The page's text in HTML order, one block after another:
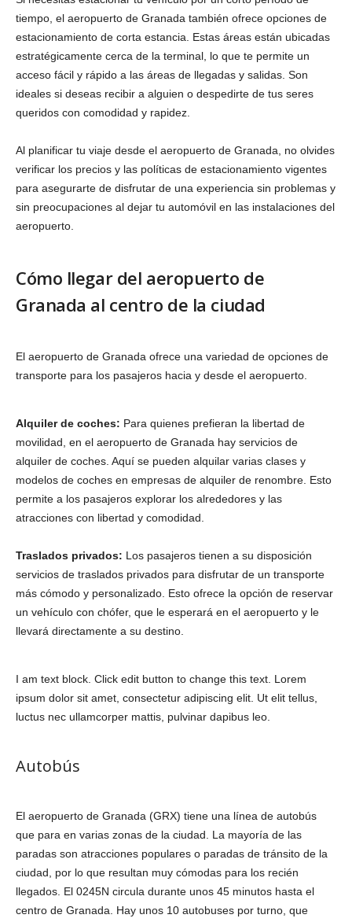
tiempo, el aeropuerto de Granada también ofrece opciones de
estacionamiento de corta estancia. Estas áreas están ubicadas
estratégicamente cerca de la terminal, lo que te permite un
acceso fácil y rápido a las áreas de llegadas y salidas. Son
ideales si deseas recibir a alguien o despedirte de tus seres
queridos con comodidad y rapidez.
Al planificar tu viaje desde el aeropuerto de Granada, no olvides
verificar los precios y las políticas de estacionamiento vigentes
para asegurarte de disfrutar de una experiencia sin problemas y
sin preocupaciones al dejar tu automóvil en las instalaciones del
aeropuerto.
Cómo llegar del aeropuerto de
Granada al centro de la ciudad
El aeropuerto de Granada ofrece una variedad de opciones de
transporte para los pasajeros hacia y desde el aeropuerto.
Alquiler de coches: Para quienes prefieran la libertad de
movilidad, en el aeropuerto de Granada hay servicios de
alquiler de coches. Aquí se pueden alquilar varias clases y
modelos de coches en empresas de alquiler de renombre. Esto
permite a los pasajeros explorar los alrededores y las
atracciones con libertad y comodidad.
Traslados privados: Los pasajeros tienen a su disposición
servicios de traslados privados para disfrutar de un transporte
más cómodo y personalizado. Esto ofrece la opción de reservar
un vehículo con chófer, que le esperará en el aeropuerto y le
llevará directamente a su destino.
I am text block. Click edit button to change this text. Lorem
ipsum dolor sit amet, consectetur adipiscing elit. Ut elit tellus,
luctus nec ullamcorper mattis, pulvinar dapibus leo.
Autobús
El aeropuerto de Granada (GRX) tiene una línea de autobús
que para en varias zonas de la ciudad. La mayoría de las
paradas son atracciones populares o paradas de tránsito de la
ciudad, por lo que resultan muy cómodas para los recién
llegados. El 0245N circula durante unos 45 minutos hasta el
centro de Granada. Hay unos 10 autobuses por turno, que